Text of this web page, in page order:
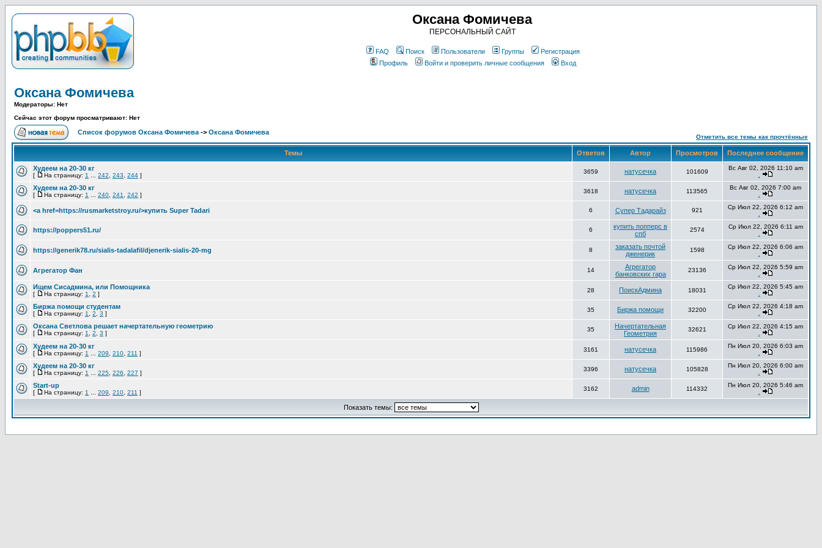
Оксана Фомичева
ПЕРСОНАЛЬНЫЙ САЙТ
FAQ Поиск Пользователи Группы
Регистрация
Профиль
Войти и проверить личные сообщения Вход
Оксана Фомичева
Модераторы: Нет
Сейчас этот форум просматривают: Нет
Список форумов Оксана Фомичева -> Оксана Фомичева
Отметить все темы как прочтённые
Темы Ответов Автор Просмотров Последнее сообщение
Худеем на 20-30 кг
[ На страницу: 1 242 243 244 ]
3659 натусечка 101609
Вс Авг 02, 2026 11:10 am
Худеем на 20-30 кг
[ На страницу: 1 240 241 242 ]
3618 натусечка 113565
Вс Авг 02, 2026 7:00 am
<a href=https://rusmarketstroy.ru/>купить Super Tadari 6 Супер Тадарайз 921
Ср Июл 22, 2026 6:12 am
https://poppers51.ru/ 6
купить попперс в
спб
2574
Ср Июл 22, 2026 6:11 am
https://generik78.ru/sialis-tadalafil/djenerik-sialis-20-mg 8
заказать почтой
дженерик
1598
Ср Июл 22, 2026 6:06 am
Агрегатор Фан 14
Агрегатор
банковских гара
23136
Ср Июл 22, 2026 5:59 am
Ищем Сисадмина, или Помощника
[ На страницу: 1 2 ]
28 ПоискАдмина 18031
Ср Июл 22, 2026 5:45 am
Биржа помощи студентам
[ На страницу: 1 2 3 ]
35 Биржа помощи 32200
Ср Июл 22, 2026 4:18 am
Оксана Светлова решает начертательную геометрию
[ На страницу: 1 2 3 ]
35
Начертательная
Геометрия
32621
Ср Июл 22, 2026 4:15 am
Худеем на 20-30 кг
[ На страницу: 1 209 210 211 ]
3161 натусечка 115986
Пн Июл 20, 2026 6:03 am
Худеем на 20-30 кг
[ На страницу: 1 225 226 227 ]
3396 натусечка 105828
Пн Июл 20, 2026 6:00 am
Start-up
[ На страницу: 1 209 210 211 ]
3162 admin 114332
Пн Июл 20, 2026 5:46 am
Показать темы: